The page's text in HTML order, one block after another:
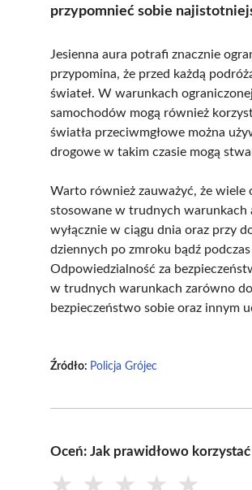
przypomnieć sobie
Jesienna aura potrafi znacznie
przypomina, że przed każdą
świateł. W warunkach
samochodów mogą również
światła przeciwmgłowe można
drogowe w takim czasie mogą
Warto również zauważyć, że wiele
stosowane w trudnych warunkach
wyłącznie w ciągu dnia oraz przy
dziennych po zmroku bądź
Odpowiedzialność za
w trudnych warunkach zarówno
bezpieczeństwo sobie oraz innym
Źródło: Policja Grójec
Oceń: Jak prawidłowo
★ ★ ★ ★ ★